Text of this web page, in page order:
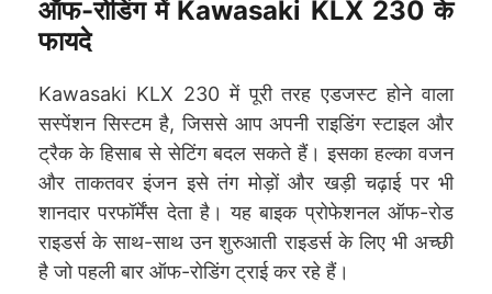
ऑफ-रोडिंग में Kawasaki KLX 230 के
फायदे
Kawasaki KLX 230 में पूरी तरह एडजस्ट होने वाला
सस्पेंशन सिस्टम है, जिससे आप अपनी राइडिंग स्टाइल और
ट्रैक के हिसाब से सेटिंग बदल सकते हैं। इसका हल्का वजन
और ताकतवर इंजन इसे तंग मोड़ों और खड़ी चढ़ाई पर भी
शानदार परफॉर्मेंस देता है। यह बाइक प्रोफेशनल ऑफ-रोड
राइडर्स के साथ-साथ उन शुरुआती राइडर्स के लिए भी अच्छी
है जो पहली बार ऑफ-रोडिंग ट्राई कर रहे हैं।